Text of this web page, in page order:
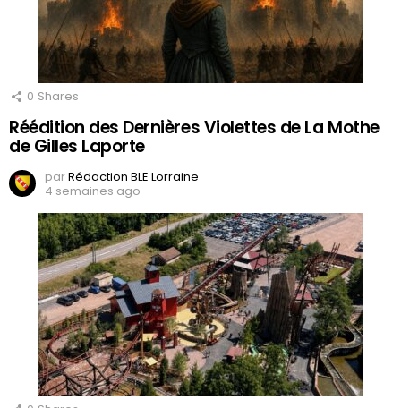
0 Shares
Réédition des Dernières Violettes de La Mothe
de Gilles Laporte
parRédaction BLE Lorraine
4 semaines ago